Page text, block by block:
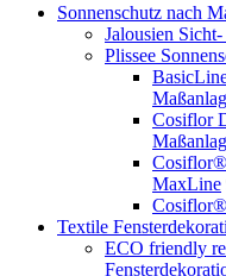
Sonnenschutz nach
Jalousien
Plissee
Cosiflor
MaxLine
Cosiflor®
Textile
ECO friendly